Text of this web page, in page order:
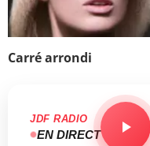
Carré arrondi
JDF RADIO
EN DIRECT